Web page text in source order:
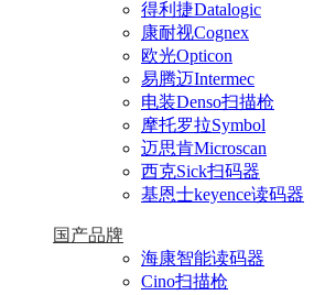
得利捷Datalogic
康耐视Cognex
欧光Opticon
易腾迈Intermec
电装Denso扫描枪
摩托罗拉Symbol
迈思肯Microscan
西克Sick扫码器
基恩士keyence读码器
国产品牌
海康智能读码器
Cino扫描枪